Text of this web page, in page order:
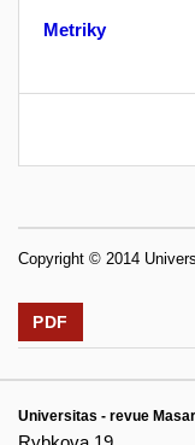
Metriky
Copyright © 2014
PDF
Universitas - revue